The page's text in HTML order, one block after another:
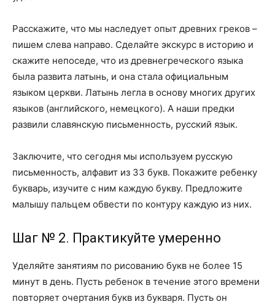
Расскажите, что мы наследует опыт древних греков –
пишем слева направо. Сделайте экскурс в историю и
скажите непоседе, что из древнегреческого языка
была развита латынь, и она стала официальным
языком церкви. Латынь легла в основу многих других
языков (английского, немецкого). А наши предки
развили славянскую письменность, русский язык.
Заключите, что сегодня мы используем русскую
письменность, алфавит из 33 букв. Покажите ребенку
букварь, изучите с ним каждую букву. Предложите
малышу пальцем обвести по контуру каждую из них.
Шаг № 2. Практикуйте умеренно
Уделяйте занятиям по рисованию букв не более 15
минут в день. Пусть ребенок в течение этого времени
повторяет очертания букв из букваря. Пусть он